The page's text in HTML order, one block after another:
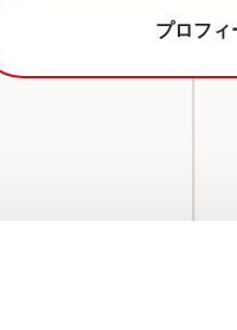
プロフィ